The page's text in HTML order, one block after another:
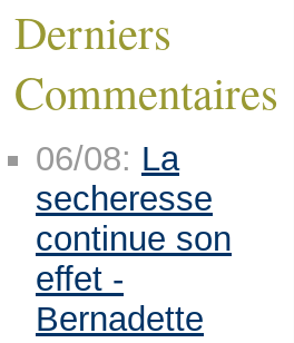
Derniers
Commentaires
06/08: La
secheresse
continue son
effet -
Bernadette